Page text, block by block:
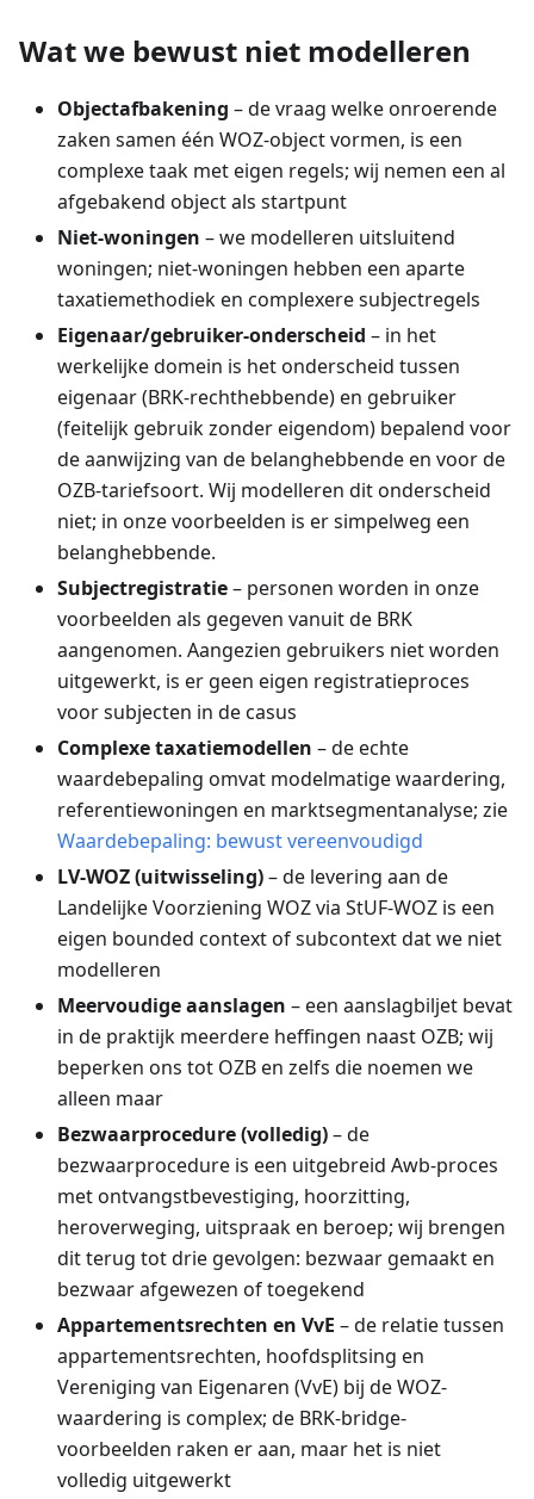
Wat we bewust niet modelleren
Objectafbakening – de vraag welke onroerende
zaken samen één WOZ-object vormen, is een
complexe taak met eigen regels; wij nemen een al
afgebakend object als startpunt
Niet-woningen – we modelleren uitsluitend
woningen; niet-woningen hebben een aparte
taxatiemethodiek en complexere subjectregels
Eigenaar/gebruiker-onderscheid – in het
werkelijke domein is het onderscheid tussen
eigenaar (BRK-rechthebbende) en gebruiker
(feitelijk gebruik zonder eigendom) bepalend voor
de aanwijzing van de belanghebbende en voor de
OZB-tariefsoort. Wij modelleren dit onderscheid
niet; in onze voorbeelden is er simpelweg een
belanghebbende.
Subjectregistratie– personen worden in onze
voorbeelden als gegeven vanuit de BRK
aangenomen. Aangezien gebruikers niet worden
uitgewerkt, is er geen eigen registratieproces
voor subjecten in de casus
Complexe taxatiemodellen – de echte
waardebepaling omvat modelmatige waardering,
referentiewoningen en marktsegmentanalyse; zie
Waardebepaling: bewust vereenvoudigd
LV-WOZ (uitwisseling)– de levering aan de
Landelijke Voorziening WOZ via StUF-WOZ is een
eigen bounded context of subcontext dat we niet
modelleren
Meervoudige aanslagen – een aanslagbiljet bevat
in de praktijk meerdere heffingen naast OZB; wij
beperken ons tot OZB en zelfs die noemen we
alleen maar
Bezwaarprocedure (volledig)– de
bezwaarprocedure is een uitgebreid Awb-proces
met ontvangstbevestiging, hoorzitting,
heroverweging, uitspraak en beroep; wij brengen
dit terug tot drie gevolgen: bezwaar gemaakt en
bezwaar afgewezen of toegekend
Appartementsrechten en VvE – de relatie tussen
appartementsrechten, hoofdsplitsing en
Vereniging van Eigenaren (VvE) bij de WOZ-
waardering is complex; de BRK-bridge-
voorbeelden raken er aan, maar het is niet
volledig uitgewerkt